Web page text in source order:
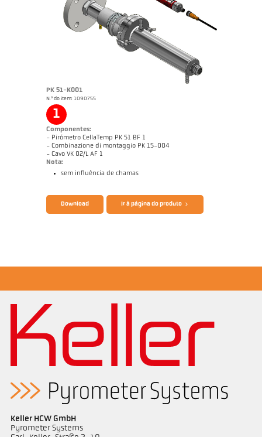
PK 51-K001
N.º do item: 1090755
1
Componentes:
- Pirómetro CellaTemp PK 51 BF 1
- Combinazione di montaggio PK 15-004
- Cavo VK 02/L AF 1
Nota:
sem influência de chamas
Desenho PK 51-K001
Download Ir à página do produto
Keller HCW GmbH
Pyrometer Systems